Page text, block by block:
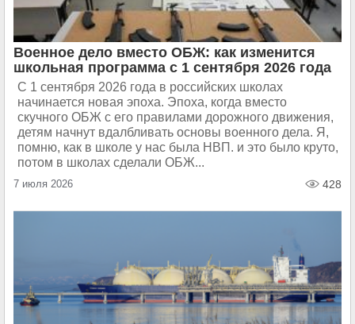
Военное дело вместо ОБЖ: как изменится
школьная программа с 1 сентября 2026 года
С 1 сентября 2026 года в российских школах
начинается новая эпоха. Эпоха, когда вместо
скучного ОБЖ с его правилами дорожного движения,
детям начнут вдалбливать основы военного дела. Я,
помню, как в школе у нас была НВП. и это было круто,
потом в школах сделали ОБЖ...
7 июля 2026 428